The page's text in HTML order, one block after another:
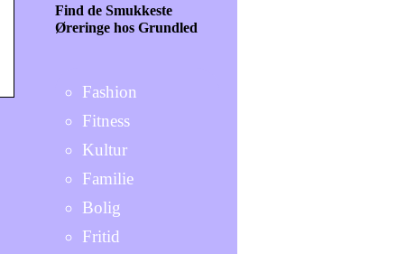
Find de Smukkeste
Øreringe hos Grundled
Fashion
Fitness
Kultur
Familie
Bolig
Fritid